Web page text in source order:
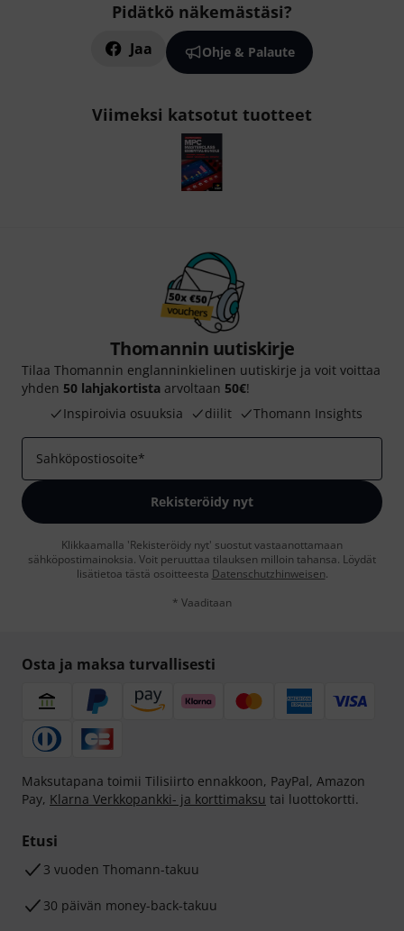
Pidätkö näkemästäsi?
Jaa Ohje & Palaute
Viimeksi katsotut tuotteet
Thomannin uutiskirje
Tilaa Thomannin englanninkielinen uutiskirje ja voit voittaa
yhden 50 lahjakortista arvoltaan 50€!
Inspiroivia osuuksia
diilit Thomann Insights
Sahköpostiosoite*
Rekisteröidy nyt
Klikkaamalla 'Rekisteröidy nyt' suostut vastaanottamaan
sähköpostimainoksia. Voit peruuttaa tilauksen milloin tahansa. Löydät
lisätietoa tästä osoitteesta Datenschutzhinweisen.
* Vaaditaan
Osta ja maksa turvallisesti
Maksutapana toimii Tilisiirto ennakkoon, PayPal, Amazon
Pay, Klarna Verkkopankki- ja korttimaksu tai luottokortti.
Etusi
3 vuoden Thomann-takuu
30 päivän money-back-takuu